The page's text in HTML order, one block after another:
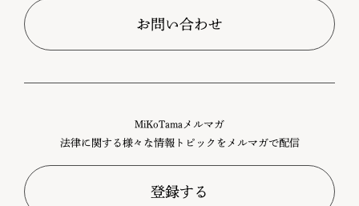
お問い合わせ
MiKoTamaメルマガ
法律に関する様々な情報トピックをメルマガで配信
登録する